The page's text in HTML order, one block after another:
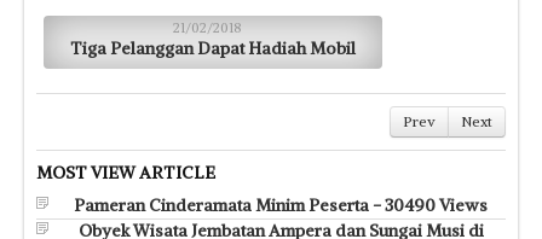
21/02/2018
Tiga Pelanggan Dapat Hadiah Mobil
Prev Next
MOST VIEW ARTICLE
Pameran Cinderamata Minim Peserta - 30490 Views
Obyek Wisata Jembatan Ampera dan Sungai Musi di